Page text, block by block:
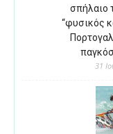
σπήλαιο
“φυσικός
31